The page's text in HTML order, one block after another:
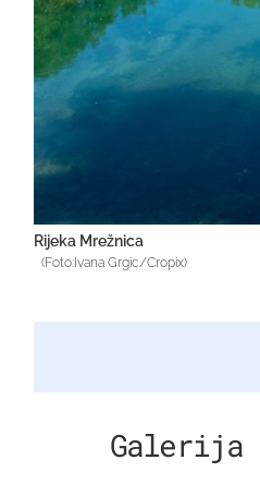
Rijeka Mrežnica
(Foto:Ivana Grgic/Cropix)
Galerija